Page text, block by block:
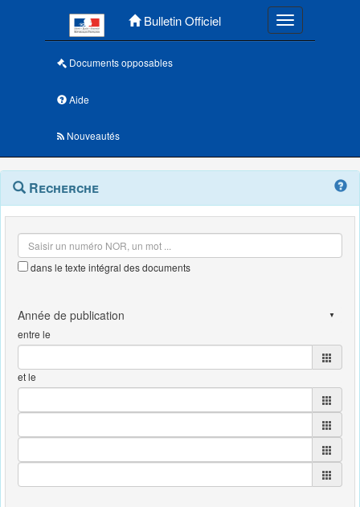
Bulletin Officiel Toggle
Documents opposables
Aide
Nouveautés
Navigation
outils
Menu
contextuel
Recherche
dans le texte intégral des documents
entre le
et le